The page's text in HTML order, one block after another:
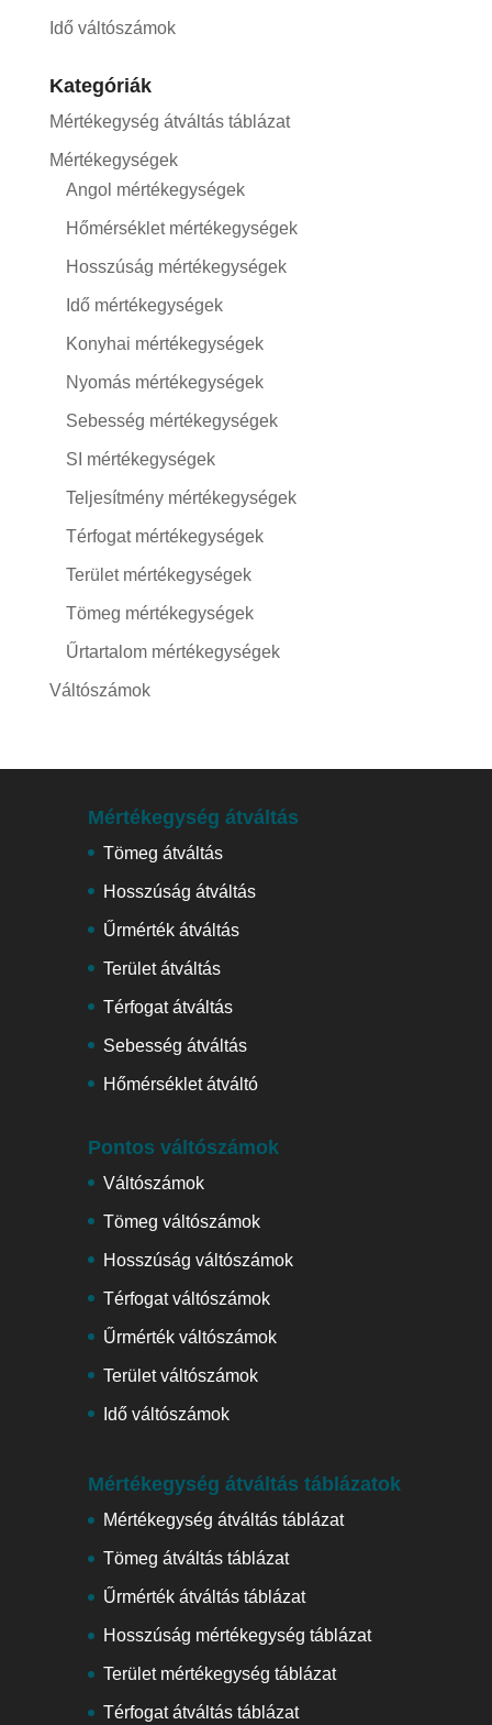
Idő váltószámok
Kategóriák
Mértékegység átváltás táblázat
Mértékegységek
Angol mértékegységek
Hőmérséklet mértékegységek
Hosszúság mértékegységek
Idő mértékegységek
Konyhai mértékegységek
Nyomás mértékegységek
Sebesség mértékegységek
SI mértékegységek
Teljesítmény mértékegységek
Térfogat mértékegységek
Terület mértékegységek
Tömeg mértékegységek
Űrtartalom mértékegységek
Váltószámok
Mértékegység átváltás
Tömeg átváltás
Hosszúság átváltás
Űrmérték átváltás
Terület átváltás
Térfogat átváltás
Sebesség átváltás
Hőmérséklet átváltó
Pontos váltószámok
Váltószámok
Tömeg váltószámok
Hosszúság váltószámok
Térfogat váltószámok
Űrmérték váltószámok
Terület váltószámok
Idő váltószámok
Mértékegység átváltás táblázatok
Mértékegység átváltás táblázat
Tömeg átváltás táblázat
Űrmérték átváltás táblázat
Hosszúság mértékegység táblázat
Terület mértékegység táblázat
Térfogat átváltás táblázat